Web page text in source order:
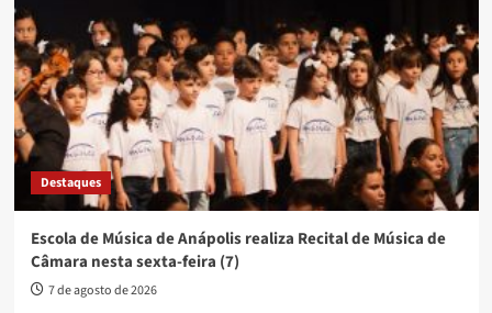
Destaques
Escola de Música de Anápolis realiza Recital de Música de
Câmara nesta sexta-feira (7)
7 de agosto de 2026